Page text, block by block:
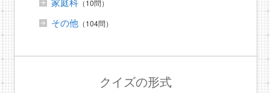
（10問）
その他（104問）
クイズの形式